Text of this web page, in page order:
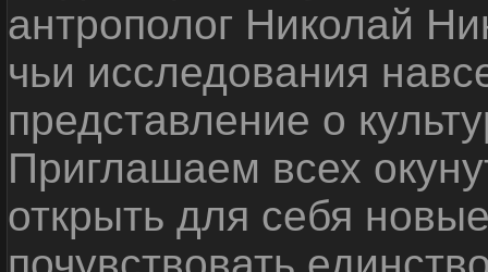
антрополог Николай
чьи исследования
представление о
Приглашаем всех
открыть для себя